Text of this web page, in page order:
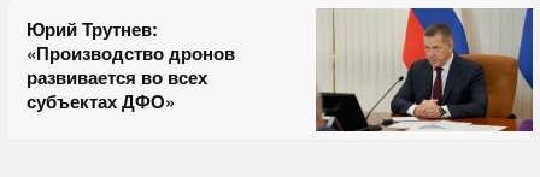
Юрий Трутнев:
«Производство дронов
развивается во всех
субъектах ДФО»